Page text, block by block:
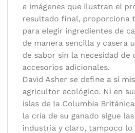
e imágenes que ilustran el
resultado final, proporciona
para elegir ingredientes de
de manera sencilla y casera
de sabor sin la necesidad de
accesorios adicionales.
David Asher se define a sí
agricultor ecológico. Ni en
islas de la Columbia
la cría de su ganado sigue
industria y claro, tampoco lo